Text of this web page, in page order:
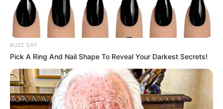
BUZZ DAY
Pick A Ring And Nail Shape To Reveal Your Darkest Secrets!